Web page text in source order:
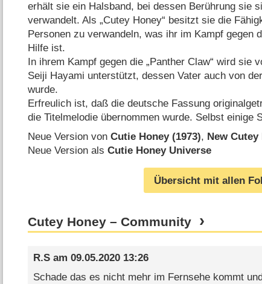
erhält sie ein Halsband, bei dessen Berührung sie
verwandelt. Als „Cutey Honey“ besitzt sie die
Personen zu verwandeln, was ihr im Kampf gegen
Hilfe ist.
In ihrem Kampf gegen die „Panther Claw“ wird sie
Seiji Hayami unterstützt, dessen Vater auch von
wurde.
Erfreulich ist, daß die deutsche Fassung
die Titelmelodie übernommen wurde. Selbst einige
Neue Version vonCutie Honey (1973), New Cutey
Neue Version alsCutie Honey Universe
Übersicht mit allen
Cutey Honey – Community
R.Sam 09.05.2020 13:26
Schade das es nicht mehr im Fernsehe kommt